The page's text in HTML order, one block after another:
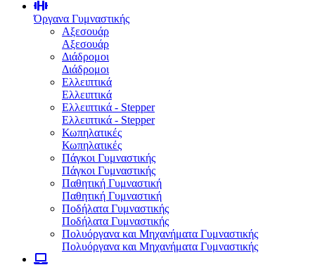
Όργανα Γυμναστικής
Αξεσουάρ
Αξεσουάρ
Διάδρομοι
Διάδρομοι
Ελλειπτικά
Ελλειπτικά
Ελλειπτικά - Stepper
Ελλειπτικά - Stepper
Κωπηλατικές
Κωπηλατικές
Πάγκοι Γυμναστικής
Πάγκοι Γυμναστικής
Παθητική Γυμναστική
Παθητική Γυμναστική
Ποδήλατα Γυμναστικής
Ποδήλατα Γυμναστικής
Πολυόργανα και Μηχανήματα Γυμναστικής
Πολυόργανα και Μηχανήματα Γυμναστικής